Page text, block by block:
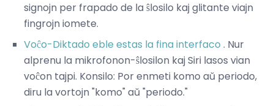
signojn per frapado de la ŝlosilo kaj glitante viajn
fingrojn iomete.
Voĉo-Diktado eble estas la fina interfaco . Nur
alprenu la mikrofonon-ŝlosilon kaj Siri lasos vian
voĉon tajpi. Konsilo: Por enmeti komo aŭ periodo,
diru la vortojn "komo" aŭ "periodo."